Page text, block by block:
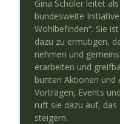
#77 Was ist
Mutstifter Podcast
#76 Pia
Mutstifter Podcast
Gina Schöler leitet
bundesweite
Wohlbefinden“. Sie
dazu zu ermutigen,
nehmen und
erarbeiten und
bunten Aktionen und
Vorträgen, Events
ruft sie dazu auf,
steigern.